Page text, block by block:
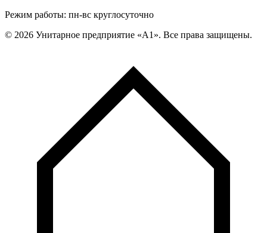
Режим работы: пн-вс круглосуточно
© 2026 Унитарное предприятие «А1». Все права защищены.